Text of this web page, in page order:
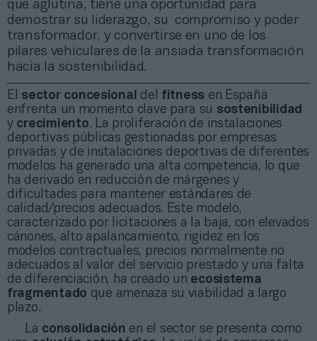
que aglutina, tiene una oportunidad para
demostrar su liderazgo, su compromiso y poder
transformador, y convertirse en uno de los
pilares vehiculares de la ansiada transformación
hacia la sostenibilidad.
El sector concesional del fitness en España
enfrenta un momento clave para su sostenibilidad
y crecimiento. La proliferación de instalaciones
deportivas públicas gestionadas por empresas
privadas y de instalaciones deportivas de diferentes
modelos ha generado una alta competencia, lo que
ha derivado en reducción de márgenes y
dificultades para mantener estándares de
calidad/precios adecuados. Este modelo,
caracterizado por licitaciones a la baja, con elevados
cánones, alto apalancamiento, rigidez en los
modelos contractuales, precios normalmente no
adecuados al valor del servicio prestado y una falta
de diferenciación, ha creado un ecosistema
fragmentado que amenaza su viabilidad a largo
plazo.
La consolidación en el sector se presenta como